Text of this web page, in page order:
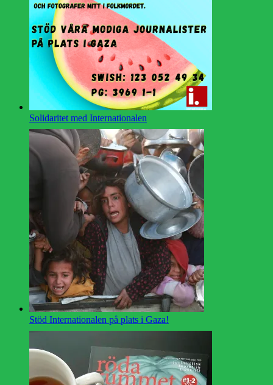
Solidaritet med Internationalen
Stöd Internationalen på plats i Gaza!